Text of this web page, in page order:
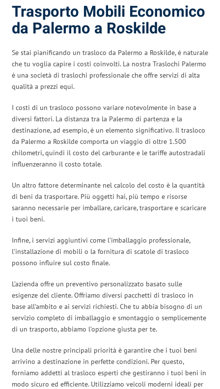
Trasporto Mobili Economico
da Palermo a Roskilde
Se stai pianificando un trasloco da Palermo a Roskilde, è naturale
che tu voglia capire i costi coinvolti. La nostra Traslochi Palermo
è una società di traslochi professionale che offre servizi di alta
qualità a prezzi equi.
I costi di un trasloco possono variare notevolmente in base a
diversi fattori. La distanza tra la Palermo di partenza e la
destinazione, ad esempio, è un elemento significativo. Il trasloco
da Palermo a Roskilde comporta un viaggio di oltre 1.500
chilometri, quindi il costo del carburante e le tariffe autostradali
influenzeranno il costo totale.
Un altro fattore determinante nel calcolo del costo è la quantità
di beni da trasportare. Più oggetti hai, più tempo e risorse
saranno necessarie per imballare, caricare, trasportare e scaricare
i tuoi beni.
Infine, i servizi aggiuntivi come l’imballaggio professionale,
l’installazione di mobili o la fornitura di scatole di trasloco
possono influire sul costo finale.
L’azienda offre un preventivo personalizzato basato sulle
esigenze del cliente. Offriamo diversi pacchetti di trasloco in
base all’ambito e ai servizi richiesti. Che tu abbia bisogno di un
servizio completo di imballaggio e smontaggio o semplicemente
di un trasporto, abbiamo l’opzione giusta per te.
Una delle nostre principali priorità è garantire che i tuoi beni
arrivino a destinazione in perfette condizioni. Per questo,
forniamo addetti al trasloco esperti che gestiranno i tuoi beni in
modo sicuro ed efficiente. Utilizziamo veicoli moderni ideali per